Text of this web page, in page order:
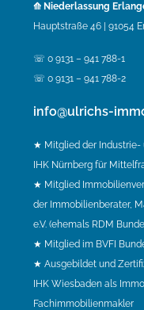
⟰ Niederlassung
Hauptstraße 46 | 91054
☏ 0 9131 – 941 788-1
☏ 0 9131 – 941 788-2
info@ulrichs-
★ Mitglied der Industrie-
IHK Nürnberg für
★ Mitglied
der Immobilienberater,
e.V. (ehemals RDM
★ Mitglied im BVFI
★ Ausgebildet und
IHK Wiesbaden als
Fachimmobilienmakler